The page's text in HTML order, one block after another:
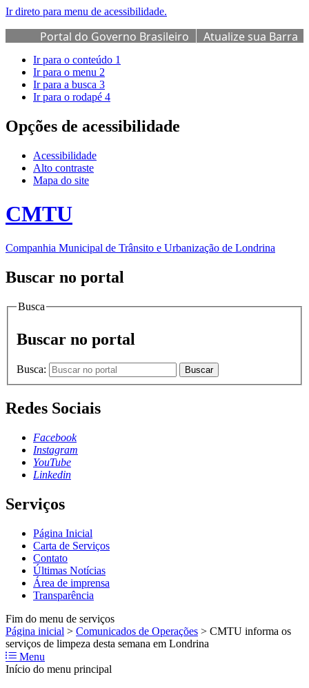
Ir direto para menu de acessibilidade.
Portal do Governo Brasileiro
Atualize sua Barra
de Governo
Ir para o conteúdo 1
Ir para o menu 2
Ir para a busca 3
Ir para o rodapé 4
Opções de acessibilidade
Acessibilidade
Alto contraste
Mapa do site
CMTU
Companhia Municipal de Trânsito e Urbanização de Londrina
Buscar no portal
Busca
Buscar no portal
Busca: Buscar
Redes Sociais
Facebook
Instagram
YouTube
Linkedin
Serviços
Página Inicial
Carta de Serviços
Contato
Últimas Notícias
Área de imprensa
Transparência
Fim do menu de serviços
Página inicial > Comunicados de Operações > CMTU informa os
serviços de limpeza desta semana em Londrina
Menu
Início do menu principal